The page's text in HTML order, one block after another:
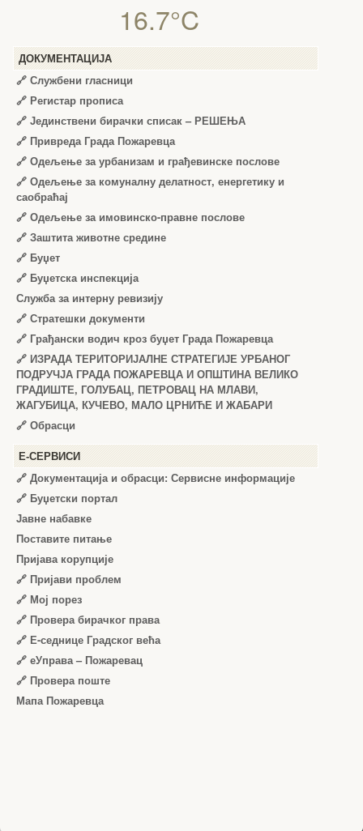
16.7°C
ДОКУМЕНТАЦИЈА
🔗 Службени гласници
🔗 Регистар прописа
🔗 Јединствени бирачки списак – РЕШЕЊА
🔗 Привреда Града Пожаревца
🔗 Одељење за урбанизам и грађевинске послове
🔗 Одељење за комуналну делатност, енергетику и
саобраћај
🔗 Одељење за имовинско-правне послове
🔗 Заштита животне средине
🔗 Буџет
🔗 Буџетска инспекција
Служба за интерну ревизију
🔗 Стратешки документи
🔗 Грађански водич кроз буџет Града Пожаревца
🔗 ИЗРАДА ТЕРИТОРИЈАЛНЕ СТРАТЕГИЈЕ УРБАНОГ
ПОДРУЧЈА ГРАДА ПОЖАРЕВЦА И ОПШТИНА ВЕЛИКО
ГРАДИШТЕ, ГОЛУБАЦ, ПЕТРОВАЦ НА МЛАВИ,
ЖАГУБИЦА, КУЧЕВО, МАЛО ЦРНИЋЕ И ЖАБАРИ
🔗 Обрасци
Е-СЕРВИСИ
🔗 Документација и обрасци: Сервисне информације
🔗 Буџетски портал
Јавне набавке
Поставите питање
Пријава корупције
🔗 Пријави проблем
🔗 Мој порез
🔗 Провера бирачког права
🔗 Е-седнице Градског већа
🔗 еУправа – Пожаревац
🔗 Провера поште
Мапа Пожаревца